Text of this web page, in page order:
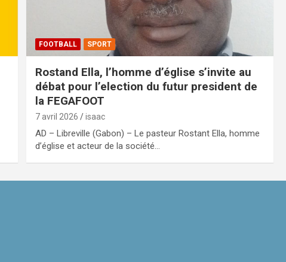
FOOTBALL SPORT
Rostand Ella, l’homme d’église s’invite au
débat pour l’election du futur president de
la FEGAFOOT
7 avril 2026 isaac
AD – Libreville (Gabon) – Le pasteur Rostant Ella, homme
d’église et acteur de la société…